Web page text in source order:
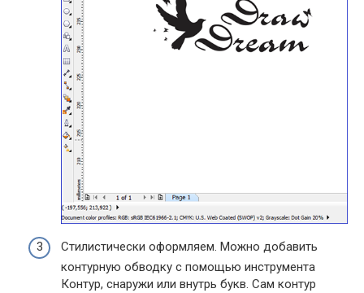
Стилистически оформляем. Можно добавить
контурную обводку с помощью инструмента
Контур, снаружи или внутрь букв. Сам контур